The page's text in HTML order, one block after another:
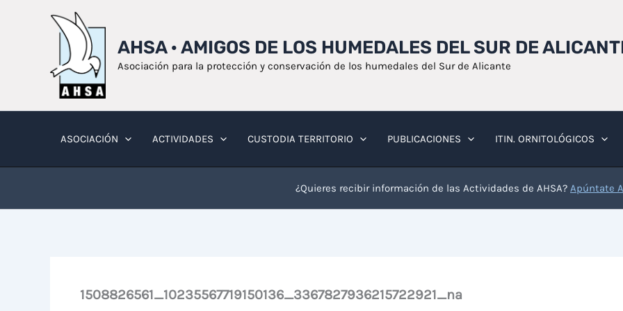
AHSA · AMIGOS DE LOS HUMEDALES DEL SUR DE
Asociación para la protección y conservación de los humedales del Sur de Alicante
ASOCIACIÓN ACTIVIDADES CUSTODIA TERRITORIO PUBLICACIONES ITIN. ORNITOLÓGICOS
¿Quieres recibir información de las Actividades de AHSA? Apúntate
1508826561_10235567719150136_3367827936215722921_na